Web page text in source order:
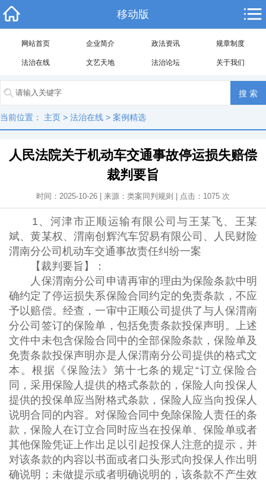
移动版
网站首页 企业简介 政法资讯 规章制度
法治在线 文艺天地 法治论坛 关于我们
当前位置： 主页 > 法治在线 > 案例精选
人民法院关于机动车交通事故停运损失赔偿
裁判要旨
时间：2025-10-26 | 来源：类案同判规则 | 点击： 1075 次
1、河津市正顺运输有限公司与王某飞、王某
斌、黄某权、渭南创辉汽车贸易有限公司、人民财险
渭南分公司机动车交通事故责任纠纷一案
【裁判要旨】：
人保渭南分公司申请再审的理由为保险条款中明
确约定了停运损失系保险合同约定的免责条款，不应
予以赔偿。经查，一审中正顺公司提供了与人保渭南
分公司签订的保险单，包括免责条款投保声明。上述
文件中未包含保险合同中的全部保险条款，保险单及
免责条款投保声明亦是人保渭南分公司提供的格式文
本。根据《保险法》第十七条的规定“订立保险合
同，采用保险人提供的格式条款的，保险人向投保人
提供的投保单应当附格式条款，保险人应当向投保人
说明合同的内容。对保险合同中免除保险人责任的条
款，保险人在订立合同时应当在投保单、保险单或者
其他保险凭证上作出足以引起投保人注意的提示，并
对该条款的内容以书面或者口头形式向投保人作出明
确说明；未做提示或者明确说明的，该条款不产生效